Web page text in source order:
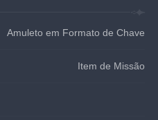
Amuleto em Formato de Chave
Item de Missão